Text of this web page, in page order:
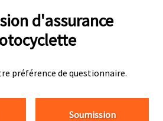
d'assurance
préférence de questionnaire.
Soumission